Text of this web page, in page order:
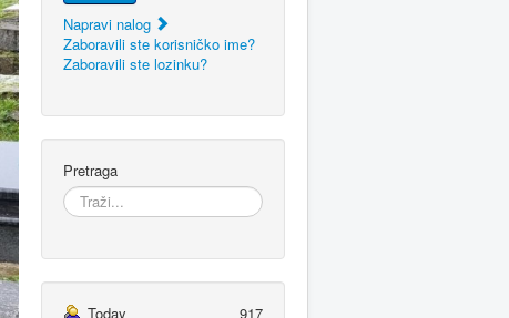
Napravi nalog
Zaboravili ste korisničko ime?
Zaboravili ste lozinku?
Pretraga
Today
917